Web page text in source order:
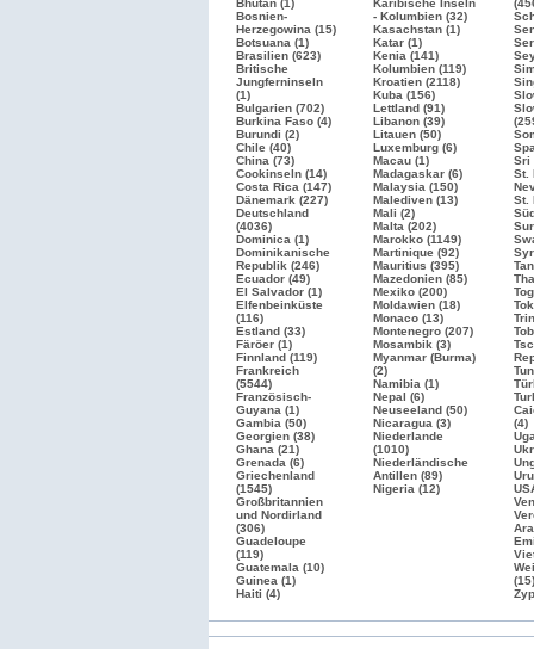
Bhutan (1)
Bosnien-
Herzegowina (15)
Botsuana (1)
Brasilien (623)
Britische
Jungferninseln
(1)
Bulgarien (702)
Burkina Faso (4)
Burundi (2)
Chile (40)
China (73)
Cookinseln (14)
Costa Rica (147)
Dänemark (227)
Deutschland
(4036)
Dominica (1)
Dominikanische
Republik (246)
Ecuador (49)
El Salvador (1)
Elfenbeinküste
(116)
Estland (33)
Färöer (1)
Finnland (119)
Frankreich
(5544)
Französisch-
Guyana (1)
Gambia (50)
Georgien (38)
Ghana (21)
Grenada (6)
Griechenland
(1545)
Großbritannien
und Nordirland
(306)
Guadeloupe
(119)
Guatemala (10)
Guinea (1)
Haiti (4)
Karibische Inseln
- Kolumbien (32)
Kasachstan (1)
Katar (1)
Kenia (141)
Kolumbien (119)
Kroatien (2118)
Kuba (156)
Lettland (91)
Libanon (39)
Litauen (50)
Luxemburg (6)
Macau (1)
Madagaskar (6)
Malaysia (150)
Malediven (13)
Mali (2)
Malta (202)
Marokko (1149)
Martinique (92)
Mauritius (395)
Mazedonien (85)
Mexiko (200)
Moldawien (18)
Monaco (13)
Montenegro (207)
Mosambik (3)
Myanmar (Burma)
(2)
Namibia (1)
Nepal (6)
Neuseeland (50)
Nicaragua (3)
Niederlande
(1010)
Niederländische
Antillen (89)
Nigeria (12)
Sri
St.
St.
(4)
(15)